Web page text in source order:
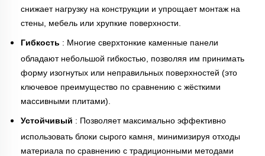
снижает нагрузку на конструкции и упрощает монтаж на
стены, мебель или хрупкие поверхности.
Гибкость : Многие сверхтонкие каменные панели
обладают небольшой гибкостью, позволяя им принимать
форму изогнутых или неправильных поверхностей (это
ключевое преимущество по сравнению с жёсткими
массивными плитами).
Устойчивый : Позволяет максимально эффективно
использовать блоки сырого камня, минимизируя отходы
материала по сравнению с традиционными методами